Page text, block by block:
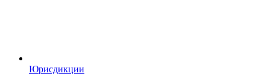
Юрисдикции